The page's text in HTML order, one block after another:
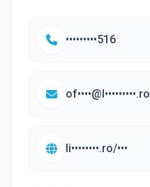
•••••••••516
of••••@l•••••••••.ro
li••••••••.ro/•••